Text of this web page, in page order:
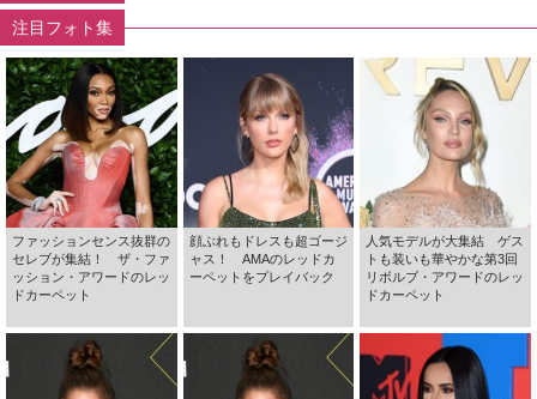
注目フォト集
ファッションセンス抜群の
セレブが集結！ ザ・ファ
ッション・アワードのレッ
ドカーペット
顔ぶれもドレスも超ゴージ
ャス！ AMAのレッドカ
ーペットをプレイバック
人気モデルが大集結 ゲス
トも装いも華やかな第3回
リボルブ・アワードのレッ
ドカーペット